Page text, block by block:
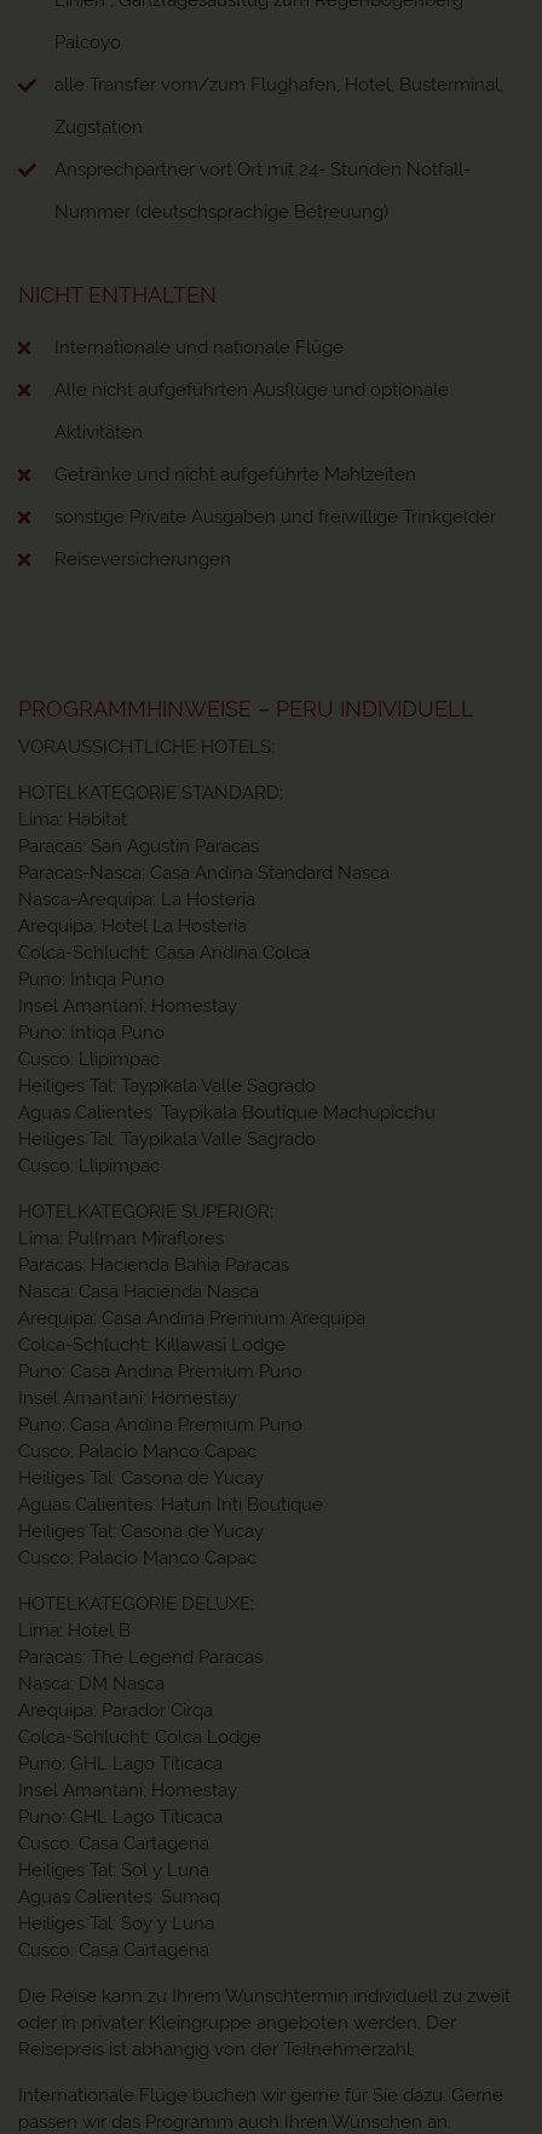
Palcoyo
alle Transfer vom/zum Flughafen, Hotel, Busterminal,
Zugstation
Ansprechpartner vort Ort mit 24- Stunden Notfall-
Nummer (deutschsprachige Betreuung)
NICHT ENTHALTEN
Internationale und nationale Flüge
Alle nicht aufgeführten Ausflüge und optionale
Aktivitäten
Getränke und nicht aufgeführte Mahlzeiten
sonstige Private Ausgaben und freiwillige Trinkgelder
Reiseversicherungen
PROGRAMMHINWEISE – PERU INDIVIDUELL
VORAUSSICHTLICHE HOTELS:
HOTELKATEGORIE STANDARD:
Lima: Habitat
Paracas: San Agustin Paracas
Paracas-Nasca: Casa Andina Standard Nasca
Nasca-Arequipa: La Hosteria
Arequipa: Hotel La Hosteria
Colca-Schlucht: Casa Andina Colca
Puno: Intiqa Puno
Insel Amantani: Homestay
Puno: Intiqa Puno
Cusco: Llipimpac
Heiliges Tal: Taypikala Valle Sagrado
Aguas Calientes: Taypikala Boutique Machupicchu
Heiliges Tal: Taypikala Valle Sagrado
Cusco: Llipimpac
HOTELKATEGORIE SUPERIOR:
Lima: Pullman Miraflores
Paracas: Hacienda Bahia Paracas
Nasca: Casa Hacienda Nasca
Arequipa: Casa Andina Premium Arequipa
Colca-Schlucht: Killawasi Lodge
Puno: Casa Andina Premium Puno
Insel Amantani: Homestay
Puno: Casa Andina Premium Puno
Cusco: Palacio Manco Capac
Heiliges Tal: Casona de Yucay
Aguas Calientes: Hatun Inti Boutique
Heiliges Tal: Casona de Yucay
Cusco: Palacio Manco Capac
HOTELKATEGORIE DELUXE:
Lima: Hotel B
Paracas: The Legend Paracas
Nasca: DM Nasca
Arequipa: Parador Cirqa
Colca-Schlucht: Colca Lodge
Puno: GHL Lago Titicaca
Insel Amantani: Homestay
Puno: GHL Lago Titicaca
Cusco: Casa Cartagena
Heiliges Tal: Sol y Luna
Aguas Calientes: Sumaq
Heiliges Tal: Soy y Luna
Cusco: Casa Cartagena
Die Reise kann zu Ihrem Wunschtermin individuell zu zweit
oder in privater Kleingruppe angeboten werden. Der
Reisepreis ist abhängig von der Teilnehmerzahl.
Internationale Flüge buchen wir gerne für Sie dazu. Gerne
passen wir das Programm auch Ihren Wünschen an.